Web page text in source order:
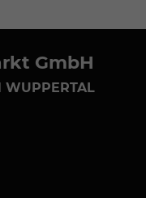
GmbH
WUPPERTAL